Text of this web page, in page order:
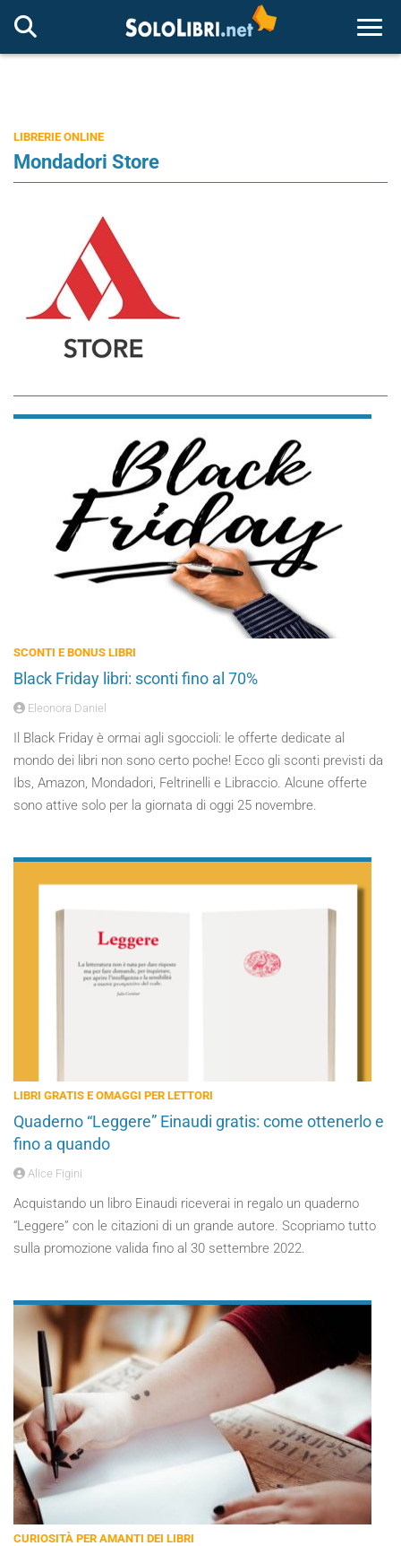
LIBRERIE ONLINE
Mondadori Store
SCONTI E BONUS LIBRI
Black Friday libri: sconti fino al 70%
Eleonora Daniel
Il Black Friday è ormai agli sgoccioli: le offerte dedicate al
mondo dei libri non sono certo poche! Ecco gli sconti previsti da
Ibs, Amazon, Mondadori, Feltrinelli e Libraccio. Alcune offerte
sono attive solo per la giornata di oggi 25 novembre.
LIBRI GRATIS E OMAGGI PER LETTORI
Quaderno “Leggere” Einaudi gratis: come ottenerlo e
fino a quando
Alice Figini
Acquistando un libro Einaudi riceverai in regalo un quaderno
“Leggere” con le citazioni di un grande autore. Scopriamo tutto
sulla promozione valida fino al 30 settembre 2022.
CURIOSITÀ PER AMANTI DEI LIBRI